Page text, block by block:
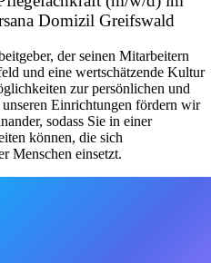
Domizil Greifswald
der seinen Mitarbeitern
und eine wertschätzende Kultur
zur persönlichen und
Einrichtungen fördern wir
sodass Sie in einer
können, die sich
Menschen einsetzt.